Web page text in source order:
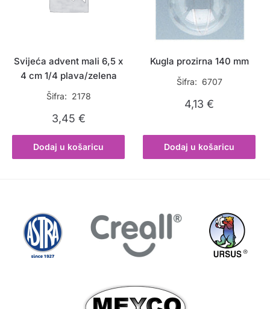
Svijeća advent mali 6,5 x
4 cm 1/4 plava/zelena
Šifra: 2178
3,45 €
Dodaj u košaricu
Kugla prozirna 140 mm
Šifra: 6707
4,13€
Dodaj u košaricu